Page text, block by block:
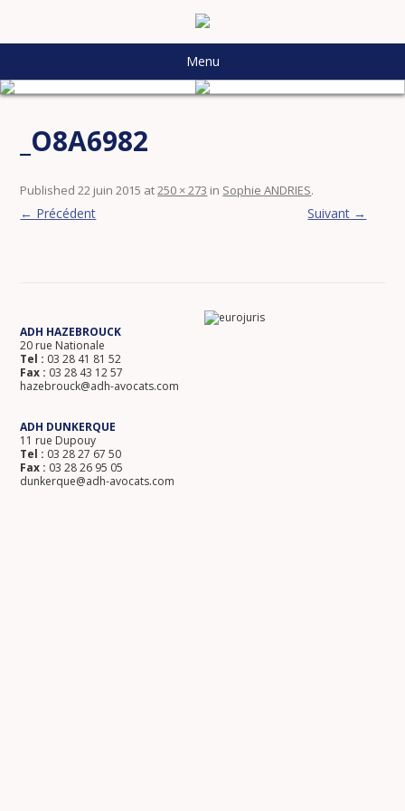
Menu
_O8A6982
Published22 juin 2015 at250 × 273 in Sophie ANDRIES.
← Précédent Suivant →
ADH HAZEBROUCK
20 rue Nationale
Tel : 03 28 41 81 52
Fax : 03 28 43 12 57
hazebrouck@adh-avocats.com
ADH DUNKERQUE
11 rue Dupouy
Tel : 03 28 27 67 50
Fax : 03 28 26 95 05
dunkerque@adh-avocats.com